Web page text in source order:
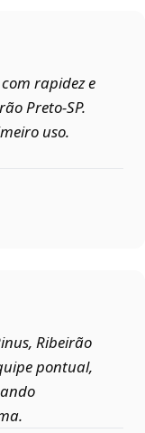
rapidez e
Preto‑SP.
uso.
Ribeirão
pontual,